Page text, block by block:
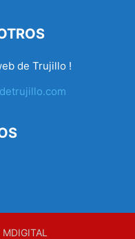
de Trujillo !